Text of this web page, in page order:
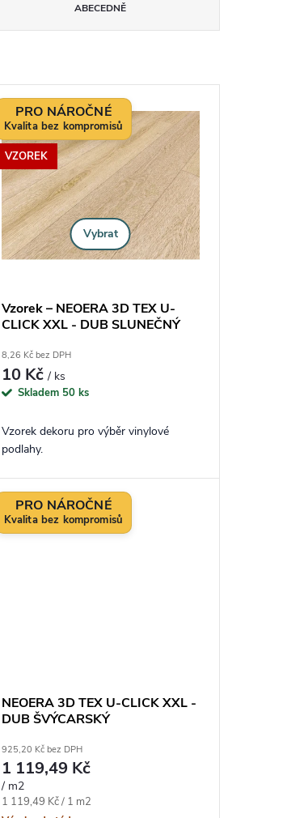
ABECEDNĚ
PRO NÁROČNÉ
VZOREK
Vybrat
Vzorek – NEOERA 3D TEX U-
CLICK XXL - DUB SLUNEČNÝ
8,26 Kč bez DPH
10 Kč/ ks
Skladem 50 ks
Vzorek dekoru pro výběr vinylové
podlahy.
PRO NÁROČNÉ
NEOERA 3D TEX U-CLICK XXL -
DUB ŠVÝCARSKÝ
925,20 Kč bez DPH
1 119,49 Kč
/ m2
Měrná cena:
1 119,49 Kč / 1 m2